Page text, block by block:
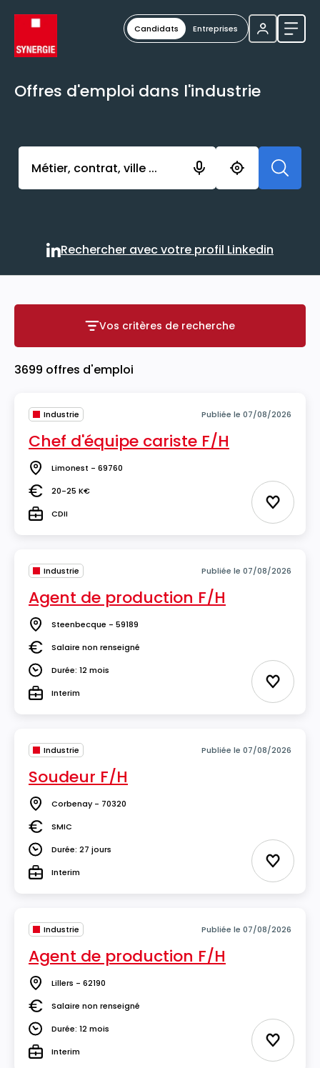
Candidats Entreprises
Offres d'emploi dans l'industrie
Activer l’élément pour lancer l’enregistrement.
Rechercher avec votre
Rechercher avec votre profil Linkedin
Vos critères de recherche
Vos critères de recherche
3699 offres d'emploi
Industrie Publiée le 07/08/2026
Chef d'équipe cariste F/H
Lieu Limonest - 69760
Salaire20-25 K€
TypeCDII Ajouter
Industrie Publiée le 07/08/2026
Agent de production F/H
Lieu Steenbecque - 59189
SalaireSalaire non renseigné
DuréeDurée: 12 mois
TypeInterim Ajouter
Industrie Publiée le 07/08/2026
Soudeur F/H
Lieu Corbenay - 70320
Salaire
SMIC
DuréeDurée: 27 jours
TypeInterim Ajouter
Industrie Publiée le 07/08/2026
Agent de production F/H
Lieu Lillers - 62190
SalaireSalaire non renseigné
DuréeDurée: 12 mois
TypeInterim Ajouter